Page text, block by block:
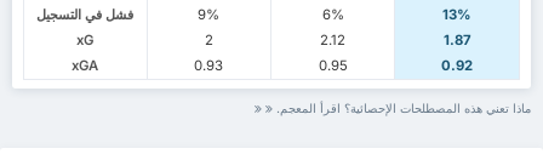
فشل في التسجيل
9% 6%
13%
xG
2 2.12
1.87
xGA
0.93 0.95 0.92
ماذا تعني هذه المصطلحات الإحصائية؟ اقرأ المعجم.